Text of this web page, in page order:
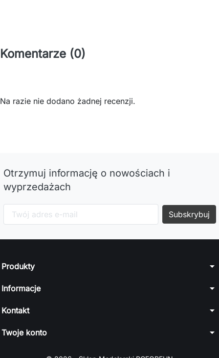
Komentarze (0)
Na razie nie dodano żadnej recenzji.
Otrzymuj informację o nowościach i
wyprzedażach
Produkty arrow_drop_down
Informacje arrow_drop_down
Kontakt arrow_drop_down
Twoje konto arrow_drop_down